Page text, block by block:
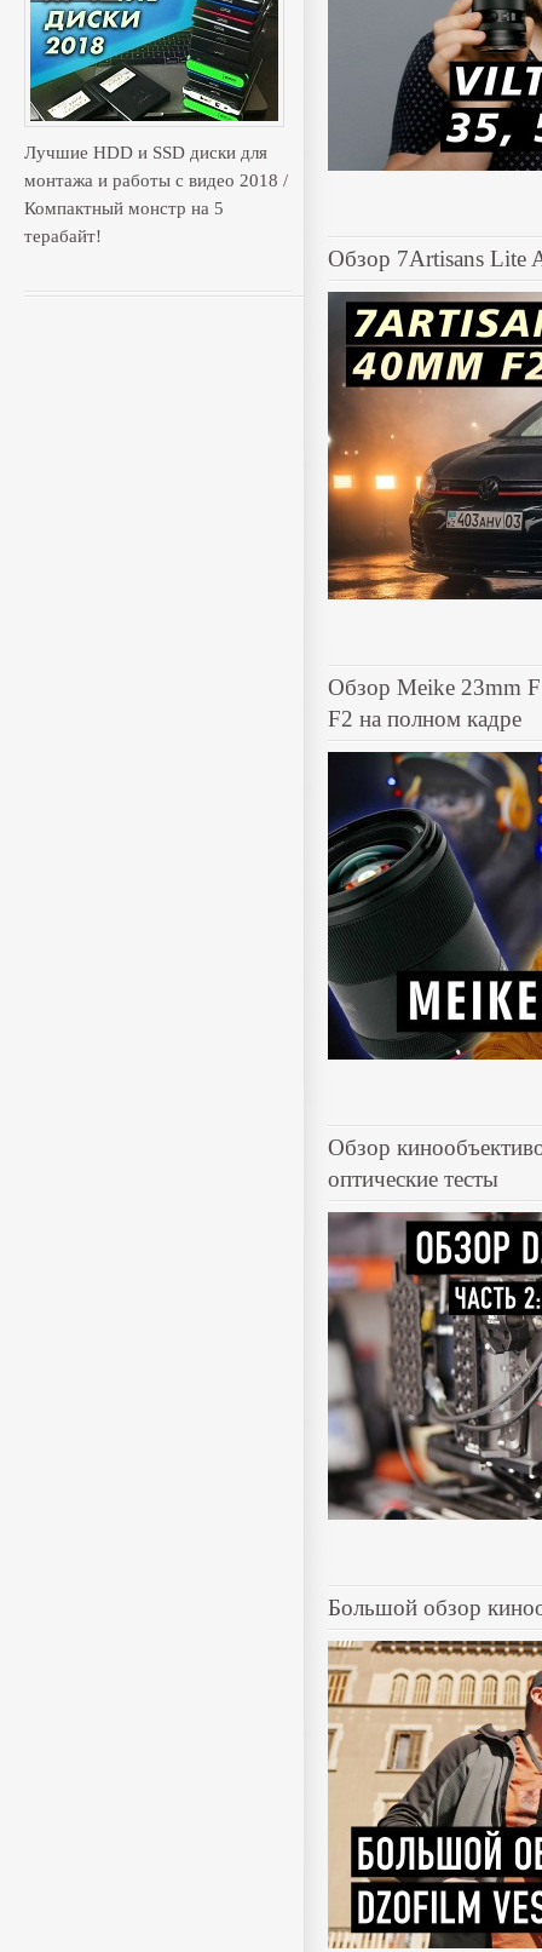
Лучшие HDD и SSD диски для
монтажа и работы с видео 2018 /
Компактный монстр на 5
терабайт!
Обзор 7Artisans Lite
Обзор Meike 23mm
F2 на полном кадре
Обзор
оптические тесты
Большой обзор